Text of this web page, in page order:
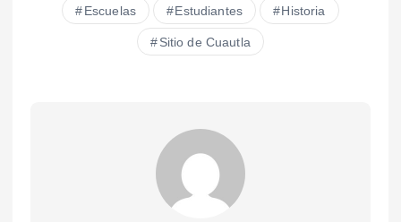
Escuelas Estudiantes Historia
Sitio de Cuautla